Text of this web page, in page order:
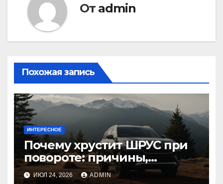
От admin
Похожая запись
ИНТЕРЕСНОЕ
Почему хрустит ШРУС при
повороте: причины,
диагностика
ИЮЛ 24, 2026 ADMIN